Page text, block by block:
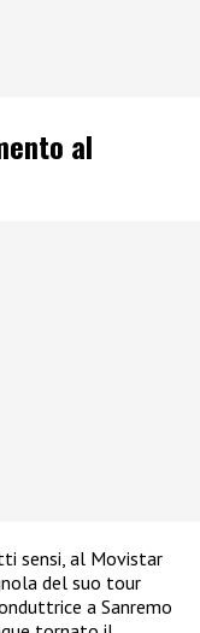
al
sensi, al Movistar
del suo tour
a Sanremo